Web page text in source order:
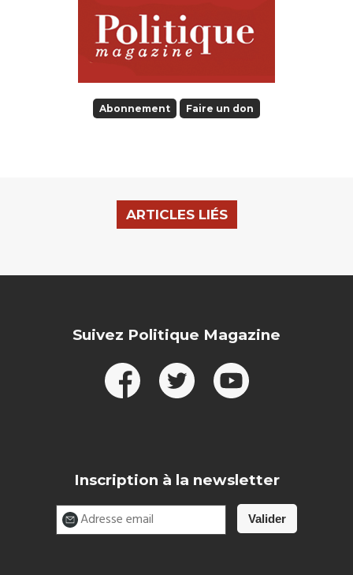
Abonnement Faire un don
ARTICLES LIÉS
Suivez Politique Magazine
Inscription à la newsletter